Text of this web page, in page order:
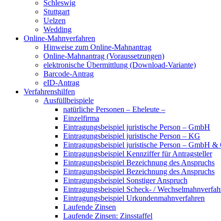
Schleswig
Stuttgart
Uelzen
Wedding
Online-Mahnverfahren
Hinweise zum Online-Mahnantrag
Online-Mahnantrag (Voraussetzungen)
elektronische Übermittlung (Download-Variante)
Barcode-Antrag
eID-Antrag
Verfahrenshilfen
Ausfüllbeispiele
natürliche Personen – Eheleute –
Einzelfirma
Eintragungsbeispiel juristische Person – GmbH
Eintragungsbeispiel juristische Person – KG
Eintragungsbeispiel juristische Person – GmbH
Eintragungsbeispiel Kennziffer für Antragsteller
Eintragungsbeispiel Bezeichnung des Anspruchs
Eintragungsbeispiel Bezeichnung des Anspruchs
Eintragungsbeispiel Sonstiger Anspruch
Eintragungsbeispiel Scheck- /
Eintragungsbeispiel Urkundenmahnverfahren
Laufende Zinsen
Laufende Zinsen: Zinsstaffel